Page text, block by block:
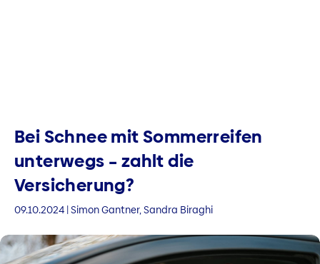
Bei Schnee mit Sommerreifen
unterwegs – zahlt die
Versicherung?
09.10.2024 | Simon Gantner, Sandra Biraghi